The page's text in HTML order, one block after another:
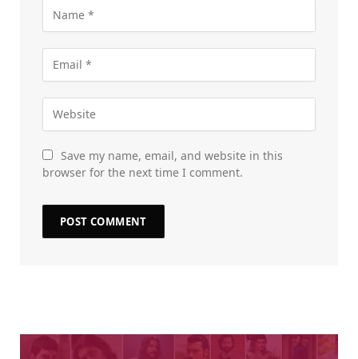
Save my name, email, and website in this
browser for the next time I comment.